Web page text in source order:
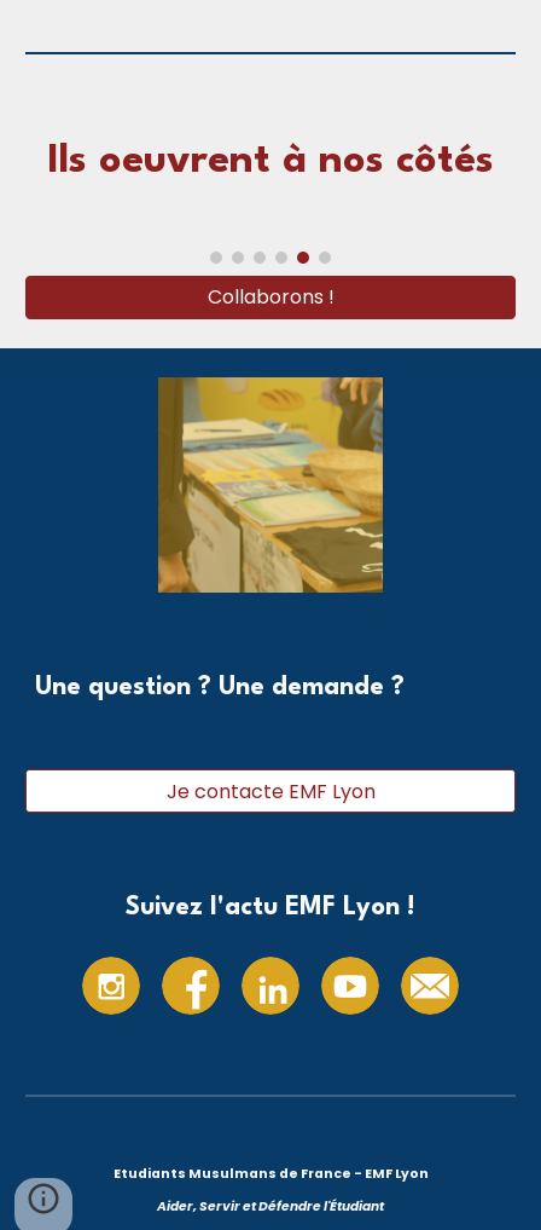
Ils oeuvrent à nos côtés
Collaborons !
Une question ? Une demande ?
Je contacte EMF Lyon
Suivez l'actu EMF Lyon !
Etudiants Musulmans de France - EMF Lyon
Aider, Servir et Défendre l'Étudiant